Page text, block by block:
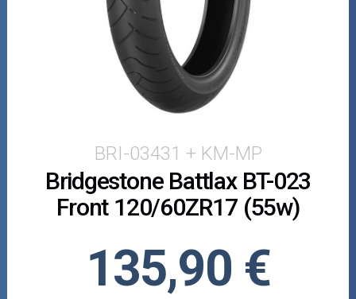
Puutarha ja metsä
Öljyt ja kemikaalit
Työkalut
Outlet-tuotteet
BRI-03431 + KM-MP
Bridgestone Battlax BT-023
Front 120/60ZR17 (55w)
135,90 €